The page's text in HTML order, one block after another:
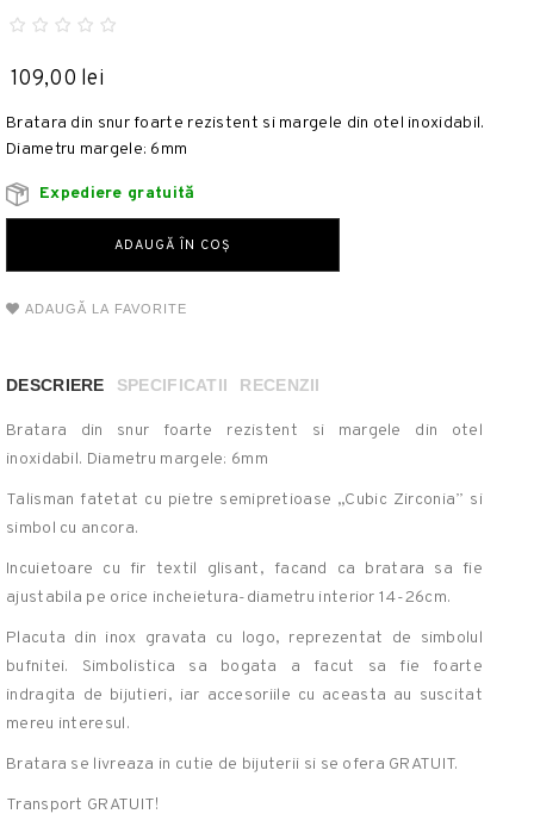
109,00 lei
Bratara din snur foarte rezistent si margele din otel inoxidabil.
Diametru margele: 6mm
Expediere gratuită
ADAUGĂ LA FAVORITE
DESCRIERE SPECIFICATII RECENZII
Bratara din snur foarte rezistent si margele din otel
inoxidabil. Diametru margele: 6mm
Talisman fatetat cu pietre semipretioase „Cubic Zirconia” si
simbol cu ancora.
Incuietoare cu fir textil glisant, facand ca bratara sa fie
ajustabila pe orice incheietura-diametru interior 14-26cm.
Placuta din inox gravata cu logo, reprezentat de simbolul
bufnitei. Simbolistica sa bogata a facut sa fie foarte
indragita de bijutieri, iar accesoriile cu aceasta au suscitat
mereu interesul.
Bratara se livreaza in cutie de bijuterii si se ofera GRATUIT.
Transport GRATUIT!